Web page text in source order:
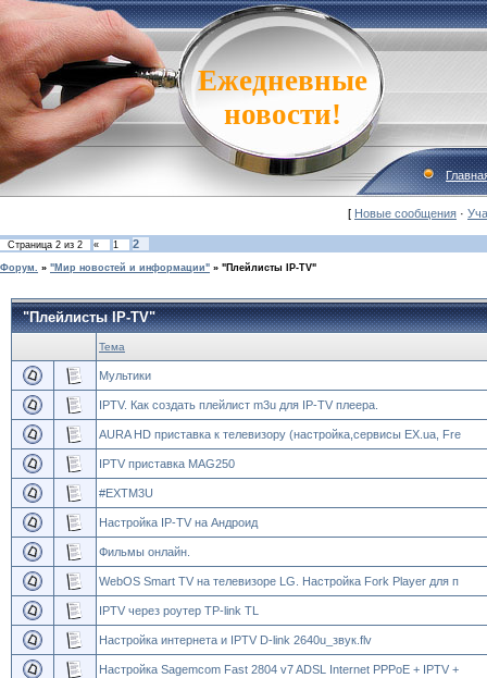
Ежедневные
новости!
[ Новые сообщения ·
Страница 2 из 2 « 1 2
Форум. » "Мир новостей и информации" » "Плейлисты IP-TV"
"Плейлисты IP-TV"
Тема
Мультики
IPTV. Как создать плейлист m3u для IP-TV плеера.
AURA HD приставка к телевизору (настройка,сервисы EX.ua, Fre
IPTV приставка MAG250
#EXTM3U
Настройка IP-TV на Андроид
Фильмы онлайн.
WebOS Smart TV на телевизоре LG. Настройка Fork Player для п
IPTV через роутер TP-link TL
Настройка интернета и IPTV D-link 2640u_звук.flv
Настройка Sagemcom Fast 2804 v7 ADSL Internet PPPoE + IPTV +